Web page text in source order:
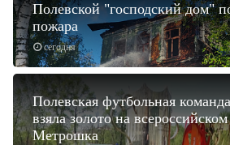
сегодня
Полевской "господский дом"
пожара
Полевская футбольная
взяла золото на
Метрошка